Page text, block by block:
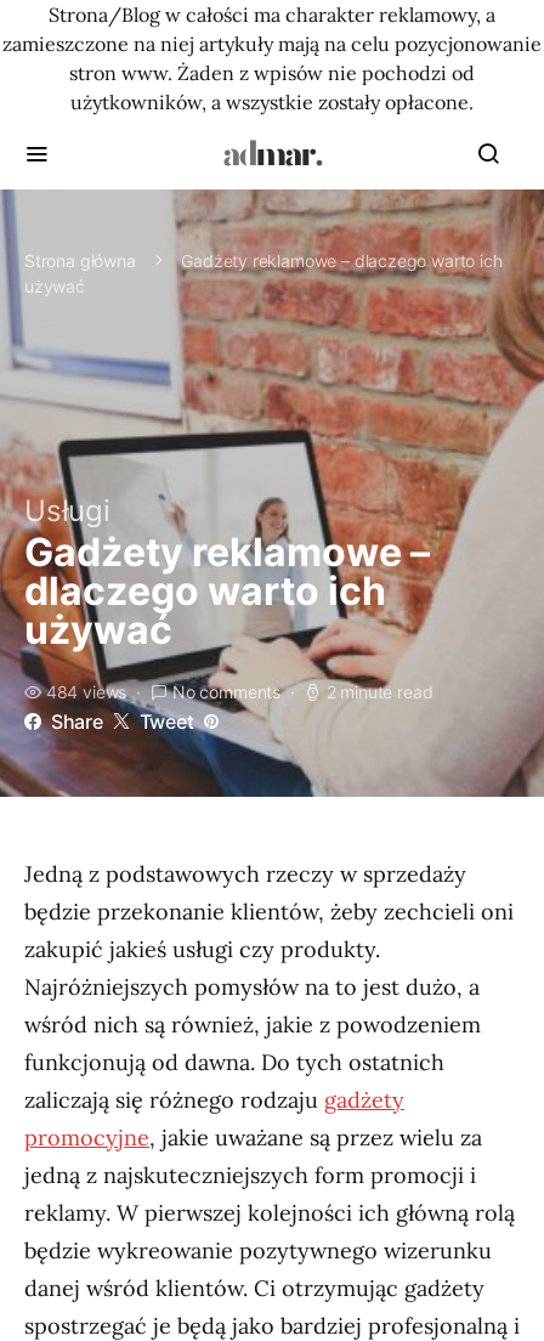
Strona/Blog w całości ma charakter reklamowy, a
zamieszczone na niej artykuły mają na celu pozycjonowanie
stron www. Żaden z wpisów nie pochodzi od
użytkowników, a wszystkie zostały opłacone.
Strona główna
Gadżety reklamowe – dlaczego warto ich
używać
Usługi
Gadżety reklamowe –
dlaczego warto ich
używać
484 views No comments 2 minute read
Share Tweet
Jedną z podstawowych rzeczy w sprzedaży
będzie przekonanie klientów, żeby zechcieli oni
zakupić jakieś usługi czy produkty.
Najróżniejszych pomysłów na to jest dużo, a
wśród nich są również, jakie z powodzeniem
funkcjonują od dawna. Do tych ostatnich
zaliczają się różnego rodzaju gadżety
promocyjne, jakie uważane są przez wielu za
jedną z najskuteczniejszych form promocji i
reklamy. W pierwszej kolejności ich główną rolą
będzie wykreowanie pozytywnego wizerunku
danej wśród klientów. Ci otrzymując gadżety
spostrzegać je będą jako bardziej profesjonalną i